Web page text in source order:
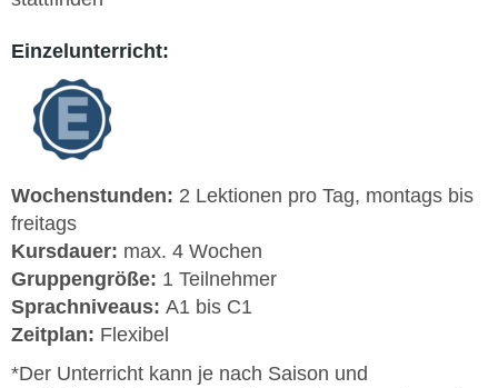
Einzelunterricht:
Wochenstunden: 2 Lektionen pro Tag, montags bis
freitags
Kursdauer: max. 4 Wochen
Gruppengröße: 1 Teilnehmer
Sprachniveaus: A1 bis C1
Zeitplan: Flexibel
*Der Unterricht kann je nach Saison und